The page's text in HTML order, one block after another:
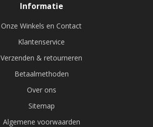
Informatie
Onze Winkels en Contact
Klantenservice
Verzenden & retourneren
Betaalmethoden
Over ons
Sitemap
Algemene voorwaarden